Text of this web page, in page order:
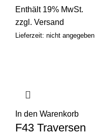
Enthält 19% MwSt.
zzgl. Versand
Lieferzeit: nicht angegeben
In den Warenkorb
F43 Traversen